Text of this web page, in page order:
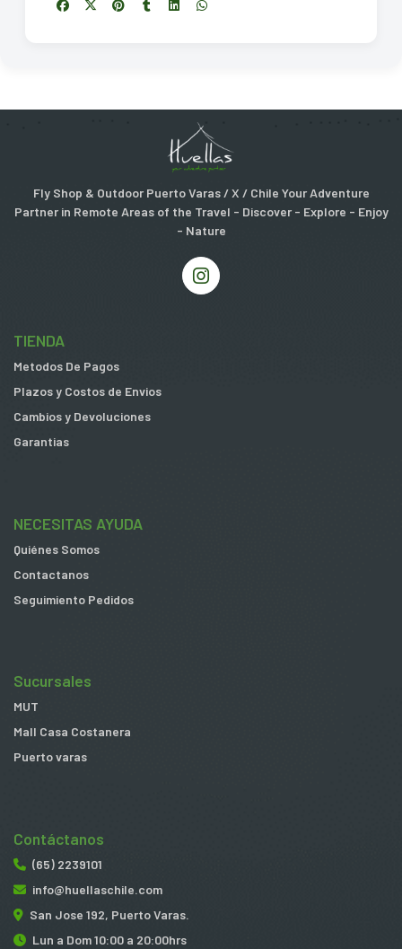
Fly Shop & Outdoor Puerto Varas / X / Chile Your Adventure
Partner in Remote Areas of the Travel - Discover - Explore - Enjoy
- Nature
TIENDA
Metodos De Pagos
Plazos y Costos de Envios
Cambios y Devoluciones
Garantias
NECESITAS AYUDA
Quiénes Somos
Contactanos
Seguimiento Pedidos
Sucursales
MUT
Mall Casa Costanera
Puerto varas
Contáctanos
(65) 2239101
info@huellaschile.com
San Jose 192, Puerto Varas.
Lun a Dom 10:00 a 20:00hrs